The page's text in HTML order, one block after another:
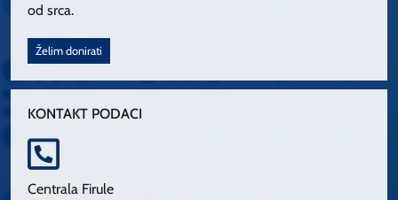
od srca.
Želim donirati
KONTAKT PODACI
Centrala Firule